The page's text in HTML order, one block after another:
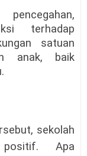
terhadap
satuan
anak, baik
sekolah
positif. Apa